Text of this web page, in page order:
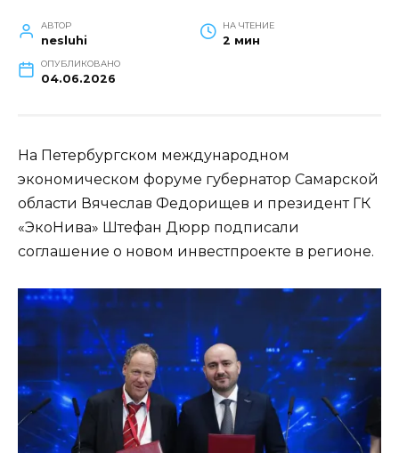
АВТОР
nesluhi
НА ЧТЕНИЕ
2 мин
ОПУБЛИКОВАНО
04.06.2026
На Петербургском международном
экономическом форуме губернатор Самарской
области Вячеслав Федорищев и президент ГК
«ЭкоНива» Штефан Дюрр подписали
соглашение о новом инвестпроекте в регионе.